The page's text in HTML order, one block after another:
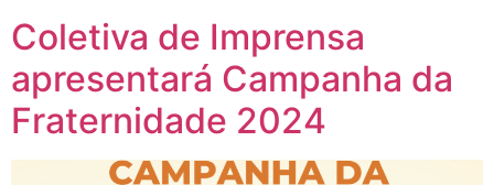
Coletiva de Imprensa
apresentará Campanha da
Fraternidade 2024